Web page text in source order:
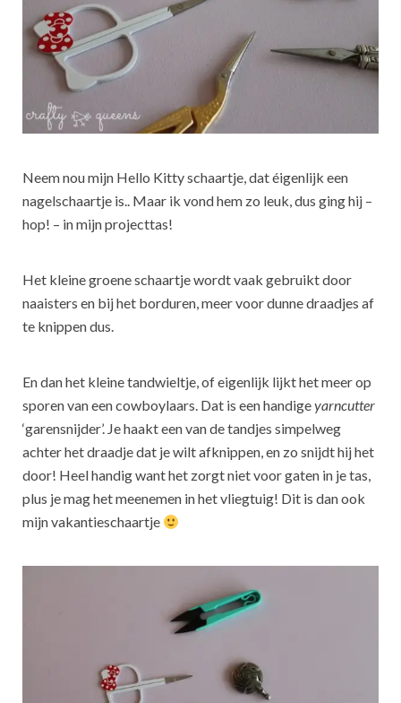
Neem nou mijn Hello Kitty schaartje, dat éigenlijk een
nagelschaartje is.. Maar ik vond hem zo leuk, dus ging hij –
hop! – in mijn projecttas!
Het kleine groene schaartje wordt vaak gebruikt door
naaisters en bij het borduren, meer voor dunne draadjes af
te knippen dus.
En dan het kleine tandwieltje, of eigenlijk lijkt het meer op
sporen van een cowboylaars. Dat is een handigeyarncutter
‘garensnijder’. Je haakt een van de tandjes simpelweg
achter het draadje dat je wilt afknippen, en zo snijdt hij het
door! Heel handig want het zorgt niet voor gaten in je tas,
plus je mag het meenemen in het vliegtuig! Dit is dan ook
mijn vakantieschaartje